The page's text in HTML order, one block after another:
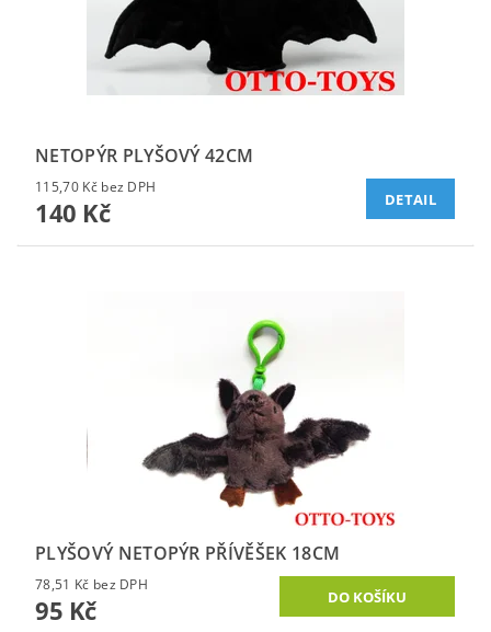
NETOPÝR PLYŠOVÝ 42CM
115,70 Kč bez DPH
140 Kč DETAIL
PLYŠOVÝ NETOPÝR PŘÍVĚŠEK 18CM
78,51 Kč bez DPH
95 Kč